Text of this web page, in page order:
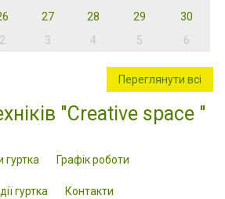
27 28 29
30
2 3 4 5 6
Переглянути всі
"Creative space "
гуртка Графік роботи
гуртка Контакти